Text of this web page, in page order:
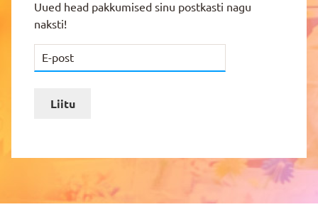
Uued head pakkumised sinu postkasti nagu
naksti!
Liitu